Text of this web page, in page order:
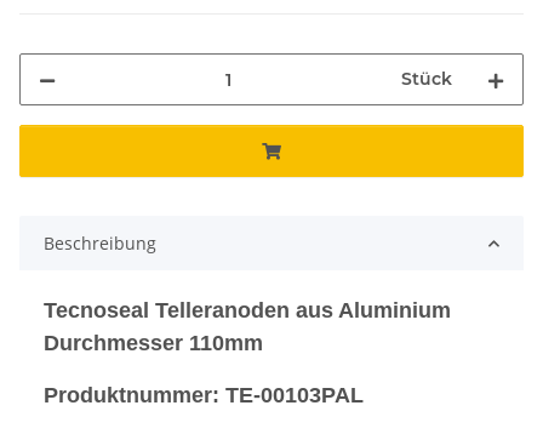
Stück
Beschreibung
Tecnoseal Telleranoden aus Aluminium
Durchmesser 110mm
Produktnummer: TE-00103PAL